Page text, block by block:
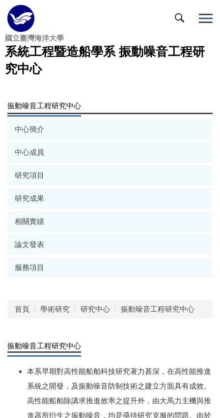
跳
到
主
要
內
容
區
國立臺灣海洋大學
系統工程暨造船學系 振動噪音工程研
究中心
振動噪音工程研究中心
中心簡介
中心成員
研究項目
研究成果
相關實績
論文發表
服務項目
首頁 學術研究 研究中心 振動噪音工程研究中心
振動噪音工程研究中心
本系早期對高性能船舶科技研究著力甚深，在高性能推進
系統之開發，及振動噪音防制技術之建立方面具有成效。
高性能船舶除講求推進效率之提升外，由大馬力主機與推
進器所衍生之振動噪音，均是亟待研究克服的問題。由於